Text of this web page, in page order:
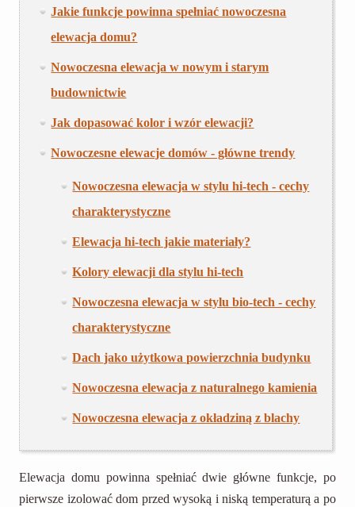
Jakie funkcje powinna spełniać nowoczesna
elewacja domu?
Nowoczesna elewacja w nowym i starym
budownictwie
Jak dopasować kolor i wzór elewacji?
Nowoczesne elewacje domów - główne trendy
Nowoczesna elewacja w stylu hi-tech - cechy
charakterystyczne
Elewacja hi-tech jakie materiały?
Kolory elewacji dla stylu hi-tech
Nowoczesna elewacja w stylu bio-tech - cechy
charakterystyczne
Dach jako użytkowa powierzchnia budynku
Nowoczesna elewacja z naturalnego kamienia
Nowoczesna elewacja z okładziną z blachy
Elewacja domu powinna spełniać dwie główne funkcje, po
pierwsze izolować dom przed wysoką i niską temperaturą a po